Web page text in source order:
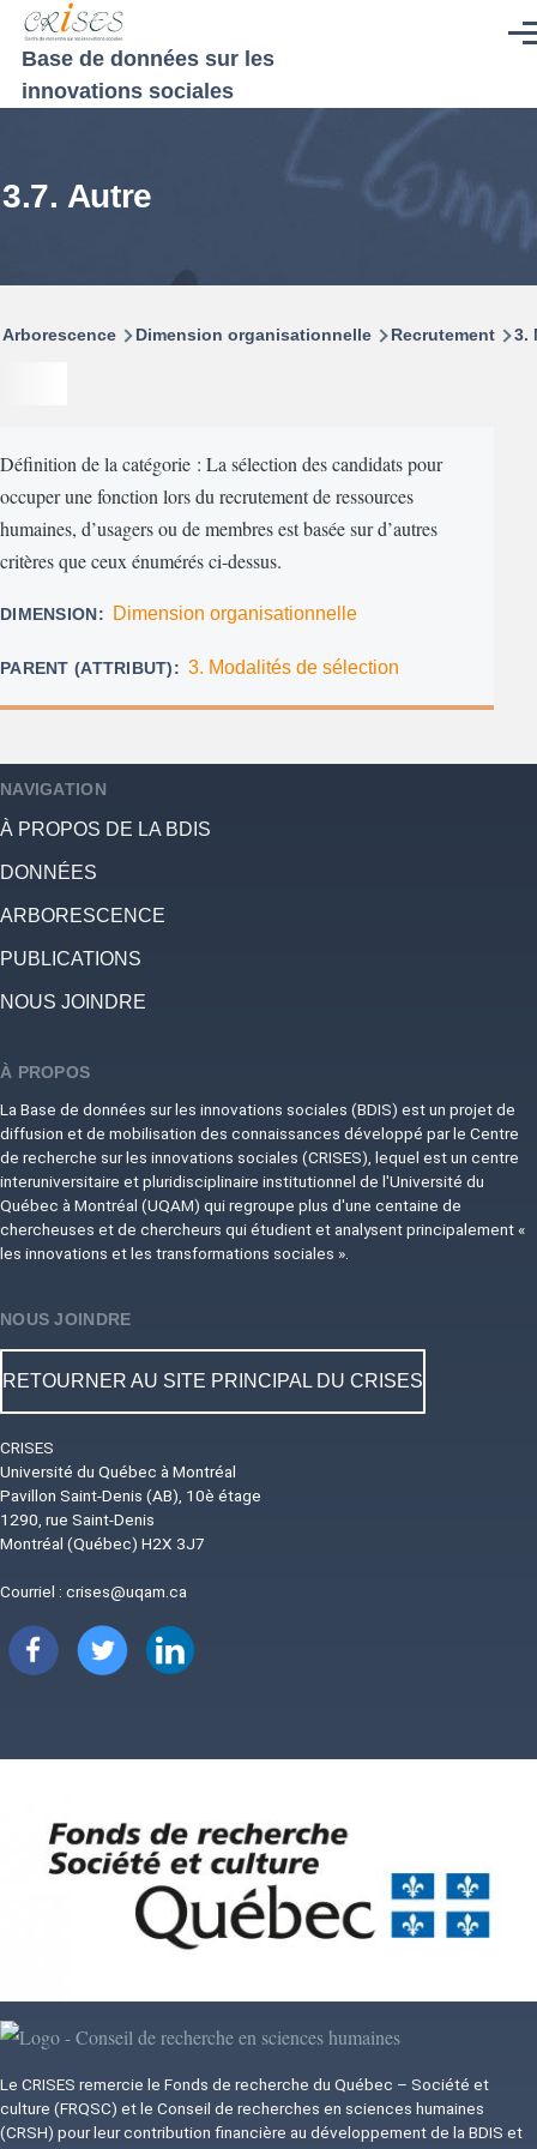
Aller au contenu principal
Base de données sur les
innovations sociales
3.7. Autre
Fil
Arborescence Dimension organisationnelle Recrutement 3.
Définition de la catégorie : La sélection des candidats pour
occuper une fonction lors du recrutement de ressources
humaines, d’usagers ou de membres est basée sur d’autres
critères que ceux énumérés ci-dessus.
DIMENSION Dimension organisationnelle
PARENT (ATTRIBUT) 3. Modalités de sélection
NAVIGATION
À PROPOS DE LA BDIS
DONNÉES
ARBORESCENCE
PUBLICATIONS
NOUS JOINDRE
À PROPOS
La Base de données sur les innovations sociales (BDIS) est un projet de
diffusion et de mobilisation des connaissances développé par le Centre
de recherche sur les innovations sociales (CRISES), lequel est un centre
interuniversitaire et pluridisciplinaire institutionnel de l'Université du
Québec à Montréal (UQAM) qui regroupe plus d'une centaine de
chercheuses et de chercheurs qui étudient et analysent principalement «
les innovations et les transformations sociales ».
NOUS JOINDRE
RETOURNER AU SITE PRINCIPAL DU CRISES
CRISES
Université du Québec à Montréal
Pavillon Saint-Denis (AB), 10è étage
1290, rue Saint-Denis
Montréal (Québec) H2X 3J7
Courriel : crises@uqam.ca
Image Image Image
Image
Le CRISES remercie le Fonds de recherche du Québec – Société et
culture (FRQSC) et le Conseil de recherches en sciences humaines
(CRSH) pour leur contribution financière au développement de la BDIS et